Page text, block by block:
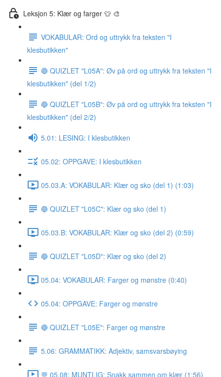
Leksjon 5: Klær og farger 👕 🎨
VOKABULAR: Ord og uttrykk fra teksten "I
klesbutikken"
🔵 QUIZLET "L05A": Øv på ord og uttrykk fra teksten "I
klesbutikken" (del 1/2)
🔵 QUIZLET "L05B": Øv på ord og uttrykk fra teksten "I
klesbutikken" (del 2/2)
5.01: LESING: I klesbutikken
05.02: OPPGAVE: I klesbutikken
05.03.A: VOKABULAR: Klær og sko (del 1) (1:03)
🔵 QUIZLET "L05C": Klær og sko (del 1)
05.03.B: VOKABULAR: Klær og sko (del 2) (0:59)
🔵 QUIZLET "L05D": Klær og sko (del 2)
05.04: VOKABULAR: Farger og mønstre (0:40)
05.04: OPPGAVE: Farger og mønstre
🔵 QUIZLET "L05E": Farger og mønstre
5.06: GRAMMATIKK: Adjektiv, samsvarsbøying
💬 05.08: MUNTLIG: Snakk sammen om klær (1:56)